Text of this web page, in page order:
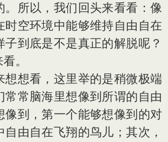
。所以，我们回头来看看：像
时空环境中能够维持自由自在
到底是不是真正的解脱呢？
。
想看，这里举的是稍微极端
常常脑海里想像到所谓的自由
像到，第一个能够想像到的对
由自在飞翔的鸟儿；其次，